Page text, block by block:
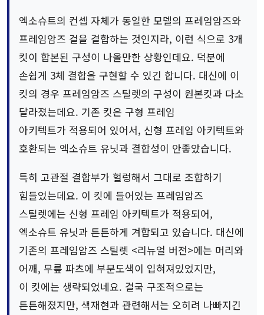
엑소슈트의 컨셉 자체가 동일한 모델의 프레임암즈와
프레임암즈 걸을 결합하는 것인지라, 이런 식으로 3개
킷이 합본된 구성이 나올만한 상황인데요. 덕분에
손쉽게 3체 결합을 구현할 수 있긴 합니다. 대신에 이
킷의 경우 프레임암즈 스틸렛의 구성이 원본킷과 다소
달라졌는데요. 기존 킷은 구형 프레임
아키텍트가 적용되어 있어서, 신형 프레임 아키텍트와
호환되는 엑소슈트 유닛과 결합성이 안좋았습니다.
특히 고관절 결합부가 헐렁해서 그대로 조합하기
힘들었는데요. 이 킷에 들어있는 프레임암즈
스틸렛에는 신형 프레임 아키텍트가 적용되어,
엑소슈트 유닛과 튼튼하게 겨합되고 있습니다. 대신에
기존의 프레임암즈 스틸렛 <리뉴얼 버전>에는 머리와
어깨, 무릎 파츠에 부분도색이 입혀져있었지만,
이 킷에는 생략되었네요. 결국 구조적으로는
튼튼해졌지만, 색재현과 관련해서는 오히려 나빠지긴